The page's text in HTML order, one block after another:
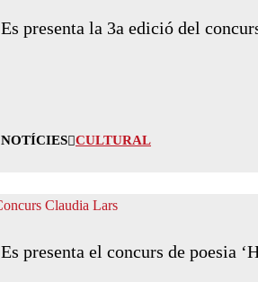
Es presenta la 3a edició del
NOTÍCIES CULTURAL
Es presenta el concurs de poesia